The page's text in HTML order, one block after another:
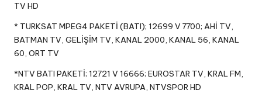
TV HD
* TURKSAT MPEG4 PAKETİ (BATI); 12699 V 7700; AHİ TV,
BATMAN TV, GELİŞİM TV, KANAL 2000, KANAL 56, KANAL
60, ORT TV
*NTV BATI PAKETİ; 12721 V 16666; EUROSTAR TV, KRAL FM,
KRAL POP, KRAL TV, NTV AVRUPA, NTVSPOR HD